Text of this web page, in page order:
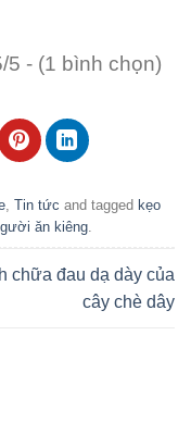
5 - (1 bình chọn)
, Tin tức and tagged kẹo
ăn kiêng.
chữa đau dạ dày của
cây chè dây